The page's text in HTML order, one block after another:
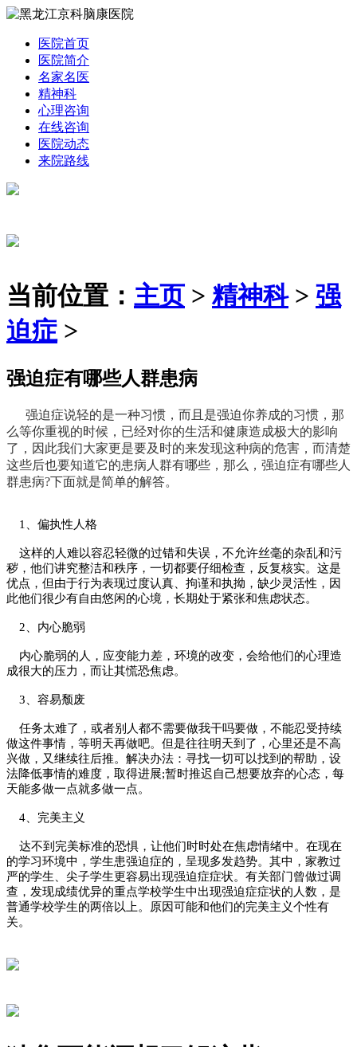
医院首页
医院简介
名家名医
精神科
心理咨询
在线咨询
医院动态
来院路线
当前位置： 主页 > 精神科> 强
迫症 >
强迫症有哪些人群患病
强迫症说轻的是一种习惯，而且是强迫你养成的习惯，那
么等你重视的时候，已经对你的生活和健康造成极大的影响
了，因此我们大家更是要及时的来发现这种病的危害，而清楚
这些后也要知道它的患病人群有哪些，那么，强迫症有哪些人
群患病?下面就是简单的解答。
1、偏执性人格
这样的人难以容忍轻微的过错和失误，不允许丝毫的杂乱和污
秽，他们讲究整洁和秩序，一切都要仔细检查，反复核实。这是
优点，但由于行为表现过度认真、拘谨和执拗，缺少灵活性，因
此他们很少有自由悠闲的心境，长期处于紧张和焦虑状态。
2、内心脆弱
内心脆弱的人，应变能力差，环境的改变，会给他们的心理造
成很大的压力，而让其慌恐焦虑。
3、容易颓废
任务太难了，或者别人都不需要做我干吗要做，不能忍受持续
做这件事情，等明天再做吧。但是往往明天到了，心里还是不高
兴做，又继续往后推。解决办法：寻找一切可以找到的帮助，设
法降低事情的难度，取得进展;暂时推迟自己想要放弃的心态，每
天能多做一点就多做一点。
4、完美主义
达不到完美标准的恐惧，让他们时时处在焦虑情绪中。在现在
的学习环境中，学生患强迫症的，呈现多发趋势。其中，家教过
严的学生、尖子学生更容易出现强迫症症状。有关部门曾做过调
查，发现成绩优异的重点学校学生中出现强迫症症状的人数，是
普通学校学生的两倍以上。原因可能和他们的完美主义个性有
关。